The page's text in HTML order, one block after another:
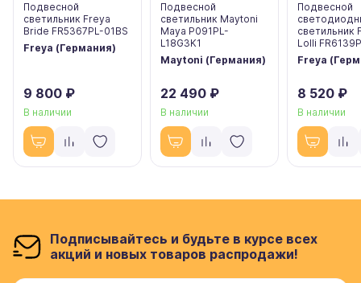
Подвесной
светильник Freya
Bride FR5367PL-01BS
Freya (Германия)
9 800 ₽
В наличии
Подвесной
светильник Maytoni
Maya P091PL-
L18G3K1
Maytoni (Германия)
22 490 ₽
В наличии
Подвесной
светильник
Lolli
Freya
8 520 ₽
В наличии
Подписывайтесь и будьте в курсе всех
акций и новых товаров распродажи!